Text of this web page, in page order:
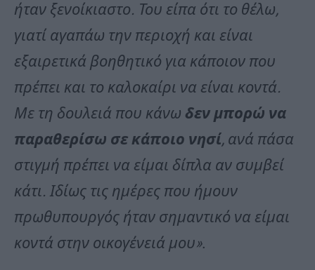
ήταν ξενοίκιαστο. Του είπα ότι το θέλω,
γιατί αγαπάω την περιοχή και είναι
εξαιρετικά βοηθητικό για κάποιον που
πρέπει και το καλοκαίρι να είναι κοντά.
Με τη δουλειά που κάνω δεν μπορώ να
παραθερίσω σε κάποιο νησί, ανά πάσα
στιγμή πρέπει να είμαι δίπλα αν συμβεί
κάτι. Ιδίως τις ημέρες που ήμουν
πρωθυπουργός ήταν σημαντικό να είμαι
κοντά στην οικογένειά μου».